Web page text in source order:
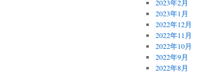
2023年2月
2023年1月
2022年12月
2022年11月
2022年10月
2022年9月
2022年8月